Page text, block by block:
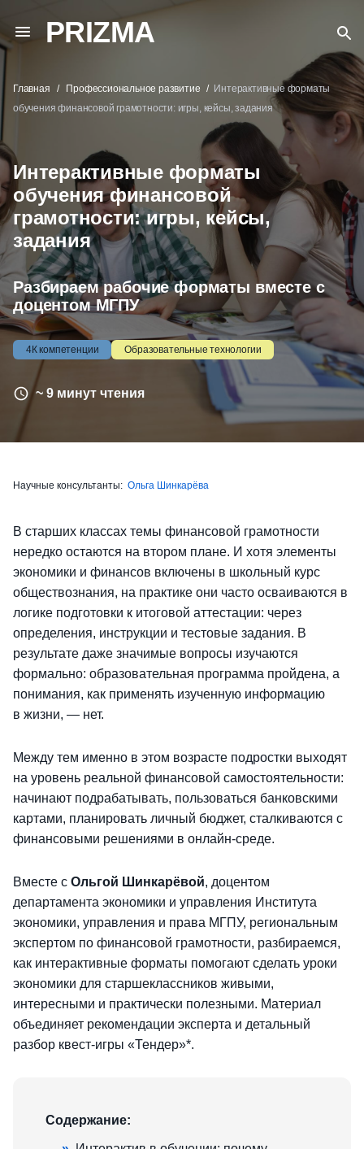
PRIZMA
Главная Профессиональное развитие
Интерактивные форматы
обучения финансовой грамотности: игры, кейсы, задания
Интерактивные форматы
обучения финансовой
грамотности: игры, кейсы,
задания
Разбираем рабочие форматы вместе с
доцентом МГПУ
4К компетенции Образовательные технологии
~ 9 минут чтения
Научные консультанты: Ольга Шинкарёва
В старших классах темы финансовой грамотности
нередко остаются на втором плане. И хотя элементы
экономики и финансов включены в школьный курс
обществознания, на практике они часто осваиваются в
логике подготовки к итоговой аттестации: через
определения, инструкции и тестовые задания. В
результате даже значимые вопросы изучаются
формально: образовательная программа пройдена, а
понимания, как применять изученную информацию
в жизни, — нет.
Между тем именно в этом возрасте подростки выходят
на уровень реальной финансовой самостоятельности:
начинают подрабатывать, пользоваться банковскими
картами, планировать личный бюджет, сталкиваются с
финансовыми решениями в онлайн-среде.
Вместе с Ольгой Шинкарёвой, доцентом
департамента экономики и управления Института
экономики, управления и права МГПУ, региональным
экспертом по финансовой грамотности, разбираемся,
как интерактивные форматы помогают сделать уроки
экономики для старшеклассников живыми,
интересными и практически полезными. Материал
объединяет рекомендации эксперта и детальный
разбор квест-игры «Тендер»*.
Содержание: